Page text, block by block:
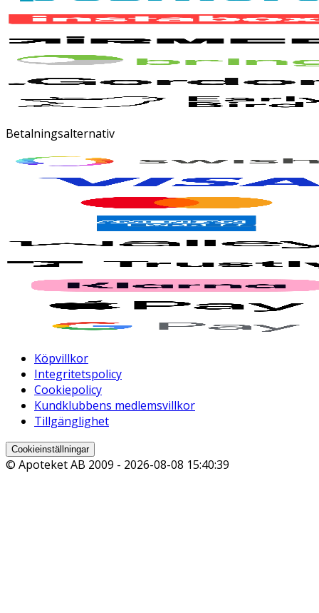
Betalningsalternativ
Köpvillkor
Integritetspolicy
Cookiepolicy
Kundklubbens medlemsvillkor
Tillgänglighet
Cookieinställningar
© Apoteket AB 2009 - 2026-08-08 15:40:39